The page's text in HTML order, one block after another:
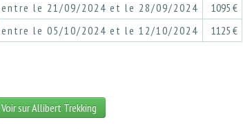
entre le 21/09/2024 et le 28/09/2024
1095 €
entre le 05/10/2024 et le 12/10/2024
1125 €
Voir sur Allibert Trekking